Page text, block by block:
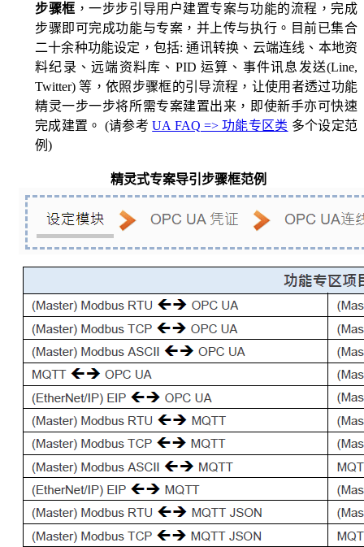
步骤框 ，一步步引导用户建置专案与功能的流程，完成
步骤即可完成功能与专案，并上传与执行。目前已集合
二十余种功能设定，包括: 通讯转换、云端连线、本地资
料纪录、远端资料库、PID 运算、事件讯息发送(Line,
Twitter) 等，依照步骤框的引导流程，让使用者透过功能
精灵一步一步将所需专案建置出来，即使新手亦可快速
完成建置。 (请参考UA FAQ => 功能专区类 多个设定范
例)
精灵式专案导引步骤框范例